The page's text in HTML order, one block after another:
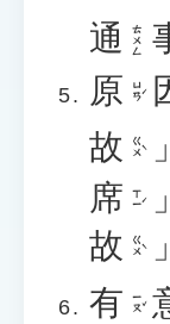
通 ㄊㄨㄥ
原 ㄩㄢˊ
故 ㄍㄨˋ
席 ㄒㄧˊ
故 ㄍㄨˋ
有 ㄧㄡˇ